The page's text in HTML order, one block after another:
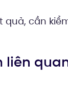
quả, cần
liên